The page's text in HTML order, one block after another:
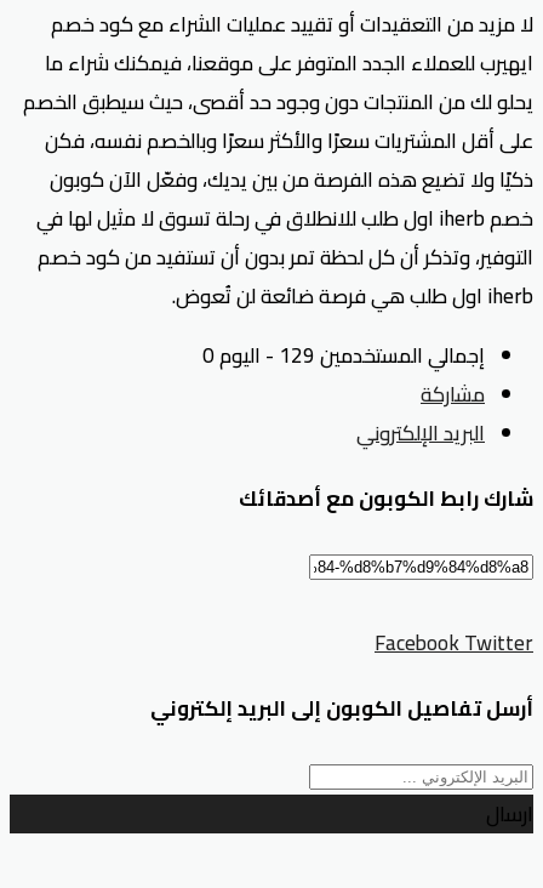
لا مزيد من التعقيدات أو تقييد عمليات الشراء مع كود خصم
ايهيرب للعملاء الجدد المتوفر على موقعنا، فيمكنك شراء ما
يحلو لك من المنتجات دون وجود حد أقصى، حيث سيطبق الخصم
على أقل المشتريات سعرًا والأكثر سعرًا وبالخصم نفسه، فكن
ذكيًا ولا تضيع هذه الفرصة من بين يديك، وفعّل الآن كوبون
خصم iherb اول طلب للانطلاق في رحلة تسوق لا مثيل لها في
التوفير، وتذكر أن كل لحظة تمر بدون أن تستفيد من كود خصم
iherb اول طلب هي فرصة ضائعة لن تُعوض.
إجمالي المستخدمين 129 - اليوم 0
مشاركة
البريد الإلكتروني
شارك رابط الكوبون مع أصدقائك
FacebookTwitter
أرسل تفاصيل الكوبون إلى البريد إلكتروني
ارسال